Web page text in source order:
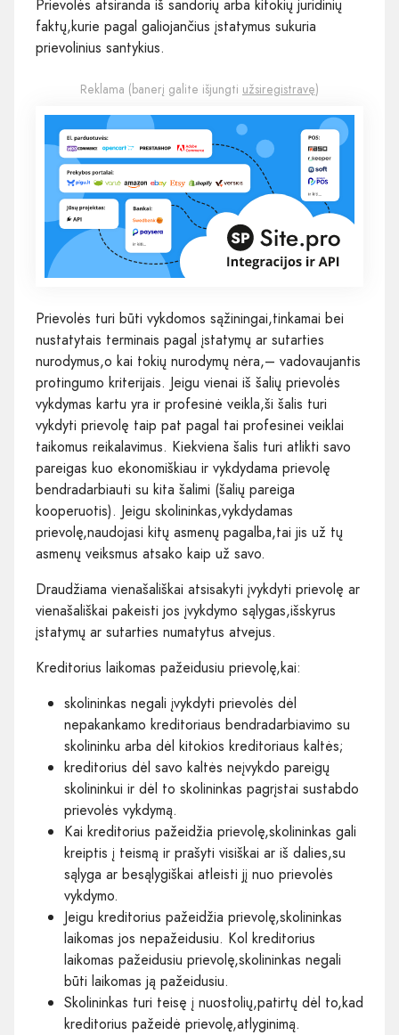
Prievolės atsiranda iš sandorių arba kitokių juridinių
faktų,kurie pagal galiojančius įstatymus sukuria
prievolinius santykius.
Reklama (banerį galite išjungti užsiregistravę)
Prievolės turi būti vykdomos sąžiningai,tinkamai bei
nustatytais terminais pagal įstatymų ar sutarties
nurodymus,o kai tokių nurodymų nėra,– vadovaujantis
protingumo kriterijais. Jeigu vienai iš šalių prievolės
vykdymas kartu yra ir profesinė veikla,ši šalis turi
vykdyti prievolę taip pat pagal tai profesinei veiklai
taikomus reikalavimus. Kiekviena šalis turi atlikti savo
pareigas kuo ekonomiškiau ir vykdydama prievolę
bendradarbiauti su kita šalimi (šalių pareiga
kooperuotis). Jeigu skolininkas,vykdydamas
prievolę,naudojasi kitų asmenų pagalba,tai jis už tų
asmenų veiksmus atsako kaip už savo.
Draudžiama vienašališkai atsisakyti įvykdyti prievolę ar
vienašališkai pakeisti jos įvykdymo sąlygas,išskyrus
įstatymų ar sutarties numatytus atvejus.
Kreditorius laikomas pažeidusiu prievolę,kai:
skolininkas negali įvykdyti prievolės dėl
nepakankamo kreditoriaus bendradarbiavimo su
skolininku arba dėl kitokios kreditoriaus kaltės;
kreditorius dėl savo kaltės neįvykdo pareigų
skolininkui ir dėl to skolininkas pagrįstai sustabdo
prievolės vykdymą.
Kai kreditorius pažeidžia prievolę,skolininkas gali
kreiptis į teismą ir prašyti visiškai ar iš dalies,su
sąlyga ar besąlygiškai atleisti jį nuo prievolės
vykdymo.
Jeigu kreditorius pažeidžia prievolę,skolininkas
laikomas jos nepažeidusiu. Kol kreditorius
laikomas pažeidusiu prievolę,skolininkas negali
būti laikomas ją pažeidusiu.
Skolininkas turi teisę į nuostolių,patirtų dėl to,kad
kreditorius pažeidė prievolę,atlyginimą.